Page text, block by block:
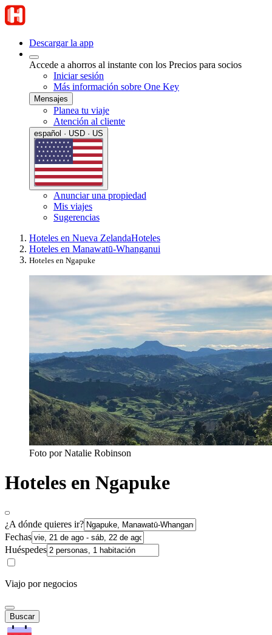
Descargar la app
Accede a ahorros al instante con los Precios para socios
Iniciar sesión
Más información sobre One Key
Mensajes
Planea tu viaje
Atención al cliente
español · USD · US
Anunciar una propiedad
Mis viajes
Sugerencias
Hoteles en Nueva ZelandaHoteles
Hoteles en Manawatū-Whanganui
Hoteles en Ngapuke
Foto por Natalie Robinson
Hoteles en Ngapuke
¿A dónde quieres ir?
Fechas
Huéspedes
Viajo por negocios
Buscar